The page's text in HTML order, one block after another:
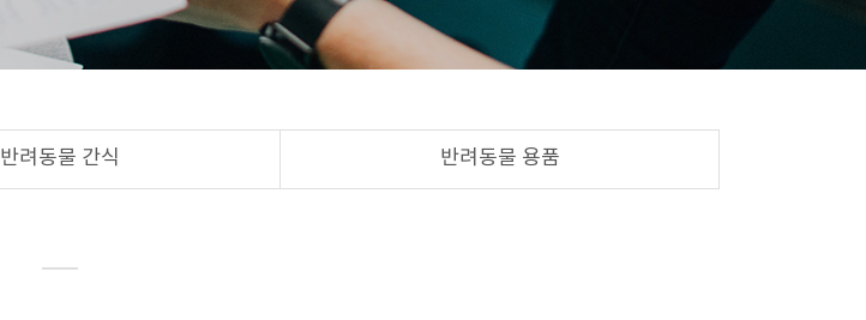
반려동물 간식 반려동물 용품